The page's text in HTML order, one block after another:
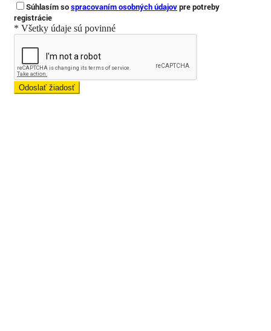
Súhlasím sospracovaním osobných údajovpre potreby
registrácie
* Všetky údaje sú povinné
Odoslať žiadosť